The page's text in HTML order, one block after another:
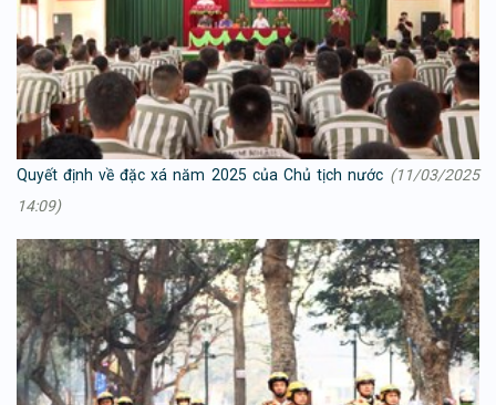
Quyết định về đặc xá năm 2025 của Chủ tịch nước (11/03/2025
14:09)